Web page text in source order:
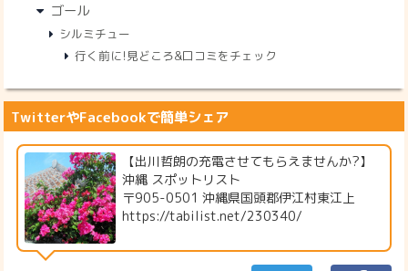
ゴール
シルミチュー
行く前に!見どころ&口コミをチェック
TwitterやFacebookで簡単シェア
【出川哲朗の充電させてもらえませんか?】
沖縄 スポットリスト
〒905-0501 沖縄県国頭郡伊江村東江上
https://tabilist.net/230340/